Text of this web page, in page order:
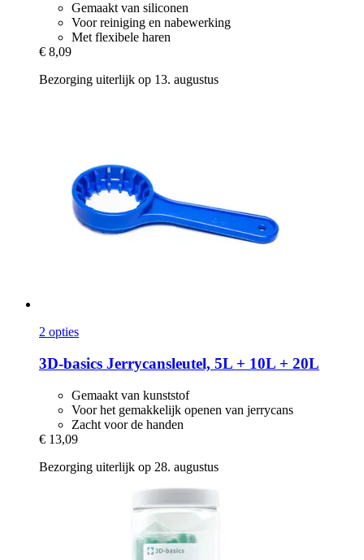
Gemaakt van siliconen
Voor reiniging en nabewerking
Met flexibele haren
€ 8,09
Bezorging uiterlijk op 13. augustus
2 opties
3D-basics Jerrycansleutel, 5L + 10L + 20L
Gemaakt van kunststof
Voor het gemakkelijk openen van jerrycans
Zacht voor de handen
€ 13,09
Bezorging uiterlijk op 28. augustus